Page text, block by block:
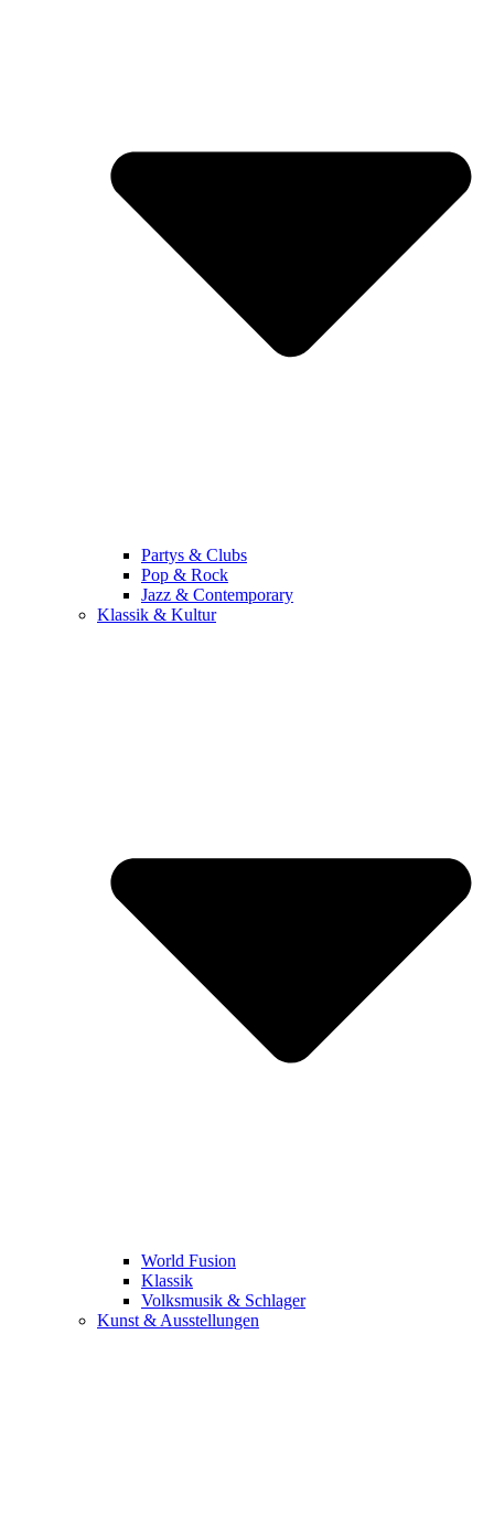
Partys & Clubs
Pop & Rock
Jazz & Contemporary
Klassik & Kultur
World Fusion
Klassik
Volksmusik & Schlager
Kunst & Ausstellungen